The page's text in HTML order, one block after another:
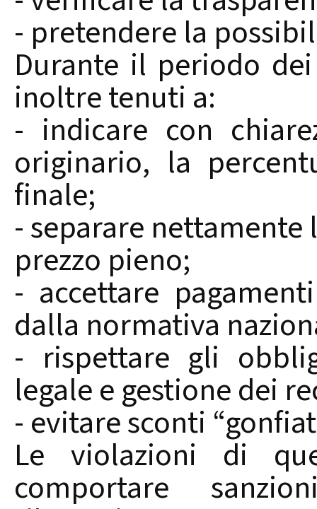
- pretendere la
Durante il periodo
inoltre tenuti a:
- indicare con
originario, la
finale;
- separare nettamente
prezzo pieno;
- accettare
dalla normativa
- rispettare gli
legale e gestione dei
- evitare sconti
Le violazioni di
comportare